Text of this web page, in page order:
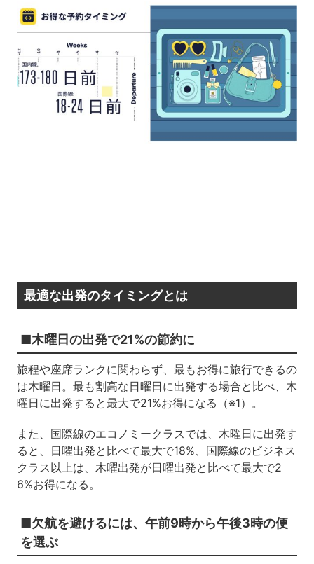
最適な出発のタイミングとは
■木曜日の出発で21%の節約に
旅程や座席ランクに関わらず、最もお得に旅行できるの
は木曜日。最も割高な日曜日に出発する場合と比べ、木
曜日に出発すると最大で21%お得になる（※1）。
また、国際線のエコノミークラスでは、木曜日に出発す
ると、日曜出発と比べて最大で18%、国際線のビジネス
クラス以上は、木曜出発が日曜出発と比べて最大で2
6%お得になる。
■欠航を避けるには、午前9時から午後3時の便
を選ぶ